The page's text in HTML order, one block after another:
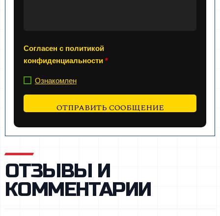
Согласен с политикой
конфиденциальности *
Ознакомлен
ОТЗЫВЫ И
КОММЕНТАРИИ